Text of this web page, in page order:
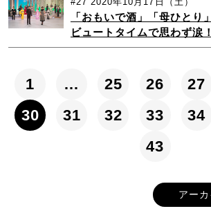
「おもいで酒」「母ひと
ビュートタイムで思わず涙！
1 … 25 26 27
30
31 32 33 34
43
アー